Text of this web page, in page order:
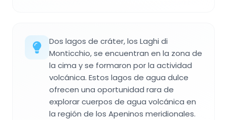
Dos lagos de cráter, los Laghi di
Monticchio, se encuentran en la zona de
la cima y se formaron por la actividad
volcánica. Estos lagos de agua dulce
ofrecen una oportunidad rara de
explorar cuerpos de agua volcánica en
la región de los Apeninos meridionales.